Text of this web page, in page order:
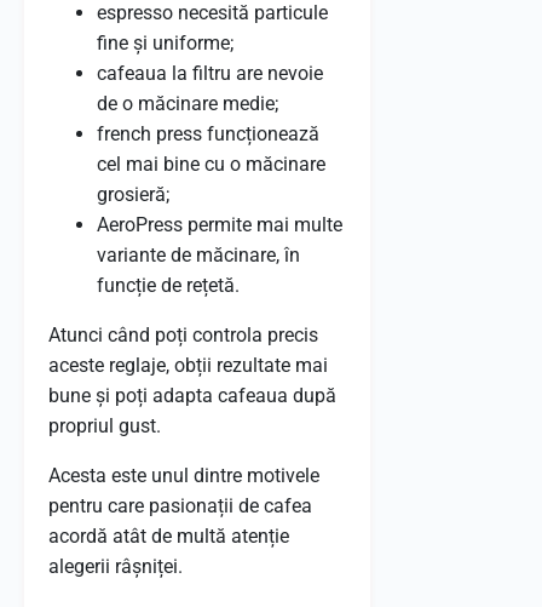
espresso necesită particule
fine și uniforme;
cafeaua la filtru are nevoie
de o măcinare medie;
french press funcționează
cel mai bine cu o măcinare
grosieră;
AeroPress permite mai multe
variante de măcinare, în
funcție de rețetă.
Atunci când poți controla precis
aceste reglaje, obții rezultate mai
bune și poți adapta cafeaua după
propriul gust.
Acesta este unul dintre motivele
pentru care pasionații de cafea
acordă atât de multă atenție
alegerii râșniței.